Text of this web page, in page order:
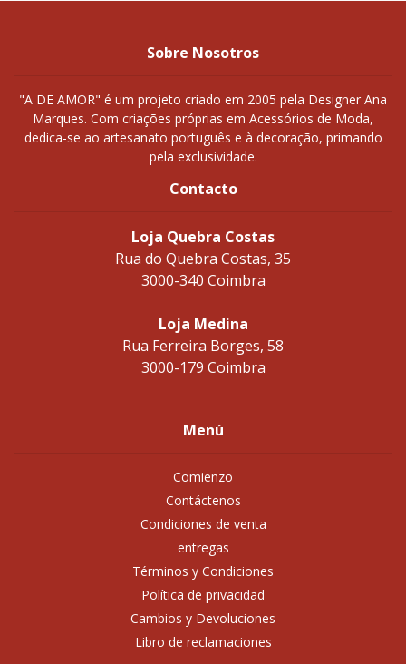
Sobre Nosotros
"A DE AMOR" é um projeto criado em 2005 pela Designer Ana
Marques. Com criações próprias em Acessórios de Moda,
dedica-se ao artesanato português e à decoração, primando
pela exclusividade.
Contacto
Loja Quebra Costas
Rua do Quebra Costas, 35
3000-340 Coimbra
Loja Medina
Rua Ferreira Borges, 58
3000-179 Coimbra
Menú
Comienzo
Contáctenos
Condiciones de venta
entregas
Términos y Condiciones
Política de privacidad
Cambios y Devoluciones
Libro de reclamaciones